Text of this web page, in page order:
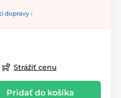
dopravy ›
Strážiť cenu
Pridať do košíka